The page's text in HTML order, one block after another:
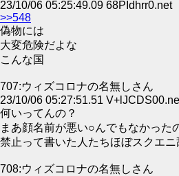
23/10/06 05:25:49.09 68PIdhrr0.net
>>548
偽物には
大変危険だよな
こんな国
707:ウィズコロナの名無しさん
23/10/06 05:27:51.51
何いってんの？
まあ顔名前が悪い○んでもなかった
禁止って書いた人たちほぼスクエニ
708:ウィズコロナの名無しさん